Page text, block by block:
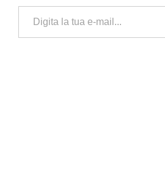
Digita la tua e-mail...